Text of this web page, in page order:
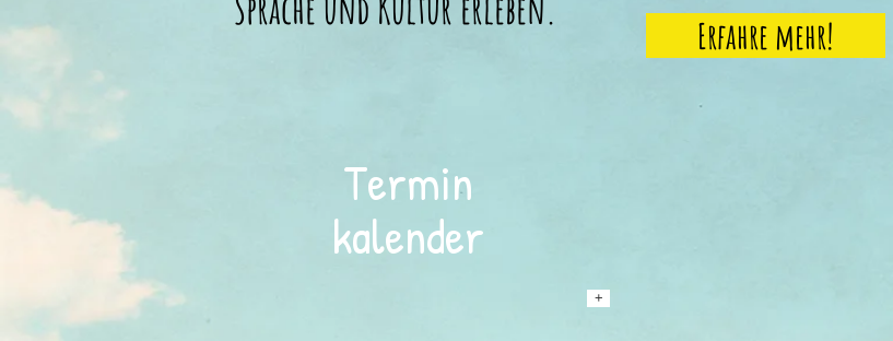
Erfahre mehr!
Termin
kalender
+